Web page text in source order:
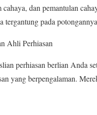
dan pemantulan
tergantung pada
Ahli Perhiasan
perhiasan berlian Anda
yang berpengalaman.